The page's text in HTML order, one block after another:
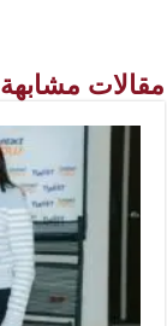
مقالات مشابهة